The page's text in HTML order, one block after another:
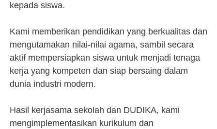
kepada siswa.
Kami memberikan pendidikan yang berkualitas dan
mengutamakan nilai-nilai agama, sambil secara
aktif mempersiapkan siswa untuk menjadi tenaga
kerja yang kompeten dan siap bersaing dalam
dunia industri modern.
Hasil kerjasama sekolah dan DUDIKA, kami
mengimplementasikan kurikulum dan